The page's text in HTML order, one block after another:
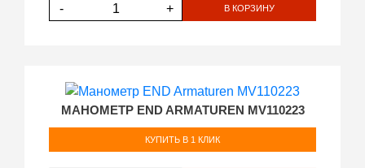
- + В КОРЗИНУ
МАНОМЕТР END ARMATUREN MV110223
КУПИТЬ В 1 КЛИК